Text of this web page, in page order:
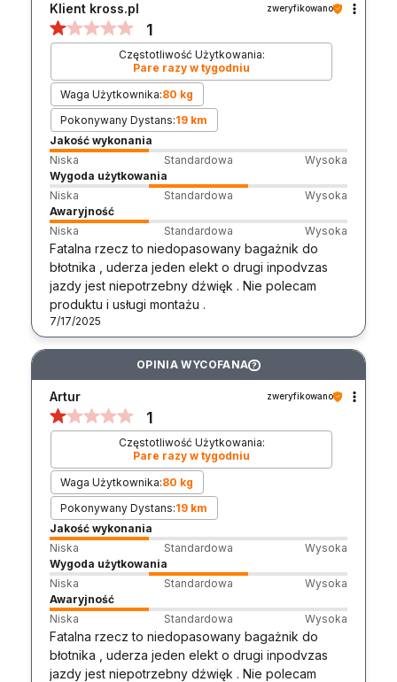
Klient kross.pl zweryfikowano
1
Częstotliwość Użytkowania:
Pare razy w tygodniu
Waga Użytkownika:80 kg
Pokonywany Dystans:19 km
Jakość wykonania
Niska
Standardowa
Wysoka
Wygoda użytkowania
Niska
Standardowa
Wysoka
Awaryjność
Niska
Standardowa Wysoka
Fatalna rzecz to niedopasowany bagażnik do
błotnika , uderza jeden elekt o drugi inpodvzas
jazdy jest niepotrzebny dźwięk . Nie polecam
produktu i usługi montażu .
7/17/2025
OPINIA WYCOFANA ?
Artur zweryfikowano
1
Częstotliwość Użytkowania:
Pare razy w tygodniu
Waga Użytkownika:80 kg
Pokonywany Dystans:19 km
Jakość wykonania
Niska
Standardowa
Wysoka
Wygoda użytkowania
Niska
Standardowa
Wysoka
Awaryjność
Niska
Standardowa Wysoka
Fatalna rzecz to niedopasowany bagażnik do
błotnika , uderza jeden elekt o drugi inpodvzas
jazdy jest niepotrzebny dźwięk . Nie polecam